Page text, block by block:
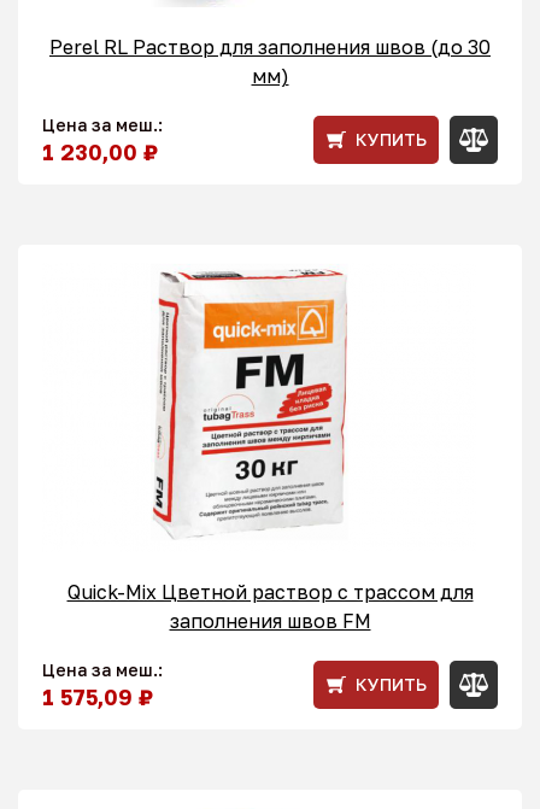
Perel RL Раствор для заполнения швов (до 30
мм)
Цена за меш.:
1 230,00 ₽ КУПИТЬ
Quick-Mix Цветной раствор с трассом для
заполнения швов FM
Цена за меш.:
1 575,09 ₽ КУПИТЬ